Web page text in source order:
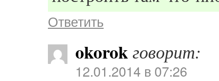
Ответить
okorokговорит:
12.01.2014 в 07:26